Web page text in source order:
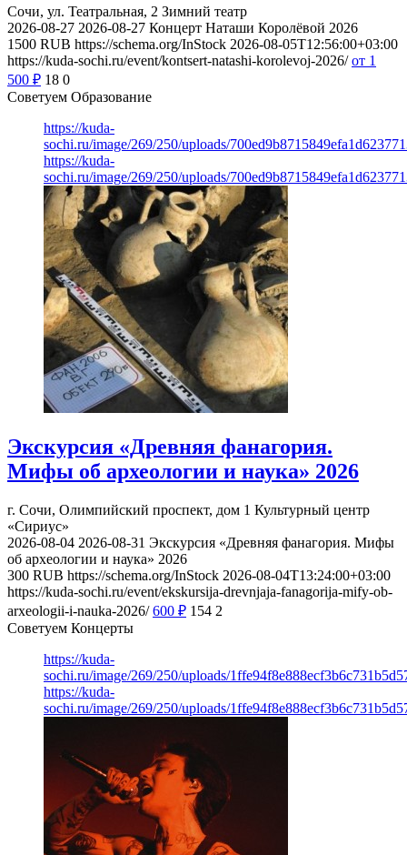
Сочи, ул. Театральная, 2 Зимний театр
2026-08-27 2026-08-27 Концерт Наташи Королёвой 2026
1500 RUB https://schema.org/InStock 2026-08-05T12:56:00+03:00
https://kuda-sochi.ru/event/kontsert-natashi-korolevoj-2026/ от 1
500 ₽ 18 0
Советуем Образование
https://kuda-
sochi.ru/image/269/250/uploads/
https://kuda-
sochi.ru/image/269/250/uploads/
Экскурсия «Древняя фанагория.
Мифы об археологии и наука» 2026
г. Сочи, Олимпийский проспект, дом 1 Культурный центр
«Сириус»
2026-08-04 2026-08-31 Экскурсия «Древняя фанагория. Мифы
об археологии и наука» 2026
300 RUB https://schema.org/InStock 2026-08-04T13:24:00+03:00
https://kuda-sochi.ru/event/ekskursija-drevnjaja-fanagorija-mify-ob-
arxeologii-i-nauka-2026/ 600 ₽ 154 2
Советуем Концерты
https://kuda-
sochi.ru/image/269/250/uploads/
https://kuda-
sochi.ru/image/269/250/uploads/